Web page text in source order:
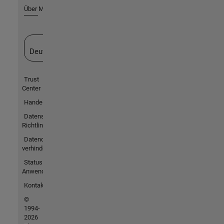
Über MathWorks
Deutschland
Trust
Center
Handelsmarken
Datenschutz-
Richtlinien
Datendiebstahl
verhindern
Status von
Anwendungen
Kontakt
©
1994-
2026